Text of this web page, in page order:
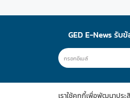
GED E-News รับ
เราใช้คุกกี้เพื่อพัฒนาปร